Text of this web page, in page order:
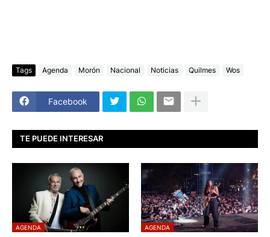
Tags Agenda Morón Nacional Noticias Quilmes Wos
Facebook
TE PUEDE INTERESAR
AGENDA AGENDA